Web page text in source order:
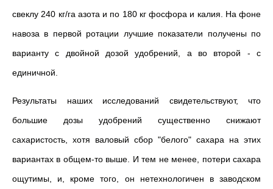
свеклу 240 кг/га азота и по 180 кг фосфора и калия. На фоне
навоза в первой ро­тации лучшие показатели получены по
варианту с двойной дозой удобрений, а во второй - с
единичной.
Результаты наших исследований свидетельствуют, что
большие дозы удобрений существенно снижают
сахаристость, хотя валовый сбор "белого" сахара на этих
вариантах в общем-то выше. И тем не менее, потери сахара
ощутимы, и, кроме того, он нетехнологичен в заводском